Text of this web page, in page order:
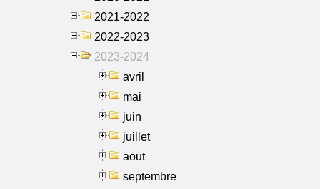
2021-2022
2022-2023
2023-2024
avril
mai
juin
juillet
aout
septembre